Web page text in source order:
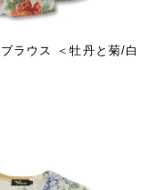
ラウス ＜牡丹と菊/白